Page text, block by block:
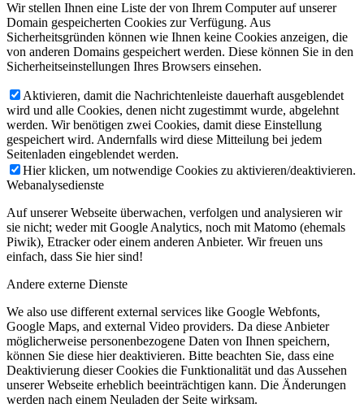
Wir stellen Ihnen eine Liste der von Ihrem Computer auf unserer
Domain gespeicherten Cookies zur Verfügung. Aus
Sicherheitsgründen können wie Ihnen keine Cookies anzeigen, die
von anderen Domains gespeichert werden. Diese können Sie in den
Sicherheitseinstellungen Ihres Browsers einsehen.
Aktivieren, damit die Nachrichtenleiste dauerhaft ausgeblendet
wird und alle Cookies, denen nicht zugestimmt wurde, abgelehnt
werden. Wir benötigen zwei Cookies, damit diese Einstellung
gespeichert wird. Andernfalls wird diese Mitteilung bei jedem
Seitenladen eingeblendet werden.
Hier klicken, um notwendige Cookies zu aktivieren/deaktivieren.
Webanalysedienste
Auf unserer Webseite überwachen, verfolgen und analysieren wir
sie nicht; weder mit Google Analytics, noch mit Matomo (ehemals
Piwik), Etracker oder einem anderen Anbieter. Wir freuen uns
einfach, dass Sie hier sind!
Andere externe Dienste
We also use different external services like Google Webfonts,
Google Maps, and external Video providers. Da diese Anbieter
möglicherweise personenbezogene Daten von Ihnen speichern,
können Sie diese hier deaktivieren. Bitte beachten Sie, dass eine
Deaktivierung dieser Cookies die Funktionalität und das Aussehen
unserer Webseite erheblich beeinträchtigen kann. Die Änderungen
werden nach einem Neuladen der Seite wirksam.